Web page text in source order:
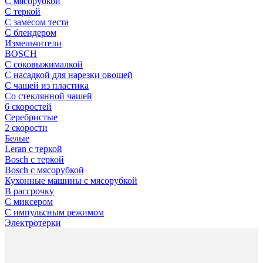
С теркой
С замесом теста
С блендером
Измельчители
BOSCH
С соковыжималкой
С насадкой для нарезки овощей
С чашей из пластика
Cо стеклянной чашей
6 скоростей
Серебристые
2 скорости
Белые
Leran с теркой
Bosch с теркой
Bosch с мясорубкой
Кухонные машины с мясорубкой
В рассрочку
С миксером
С импульсным режимом
Электротерки